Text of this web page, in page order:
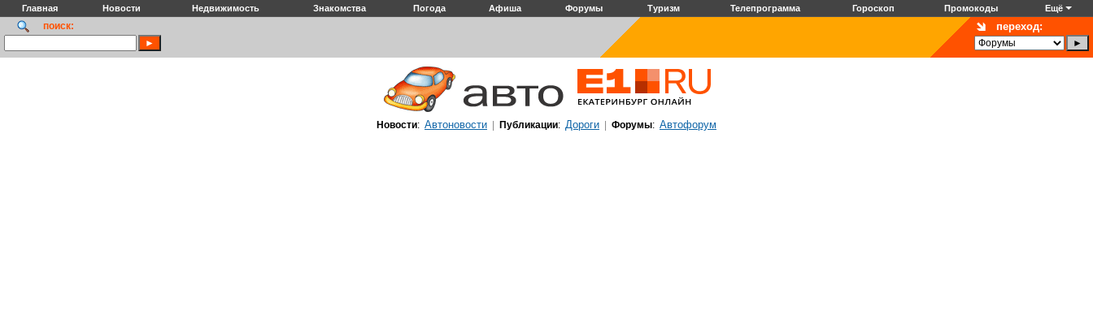
Главная Новости Недвижимость Знакомства Погода Афиша Форумы Туризм Телепрограмма Гороскоп Промокоды Ещё
поиск: переход:
Новости: Автоновости Публикации: Дороги Форумы: Автофорум